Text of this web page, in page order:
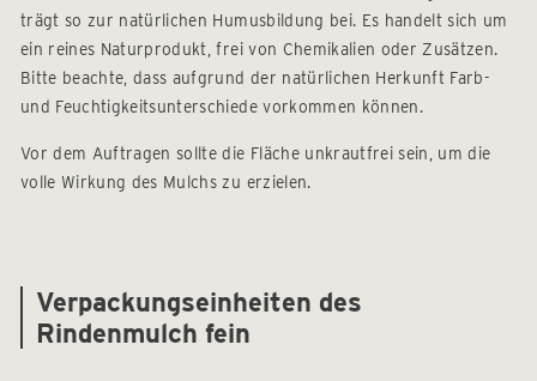
trägt so zur natürlichen Humusbildung bei. Es handelt sich um
ein reines Naturprodukt, frei von Chemikalien oder Zusätzen.
Bitte beachte, dass aufgrund der natürlichen Herkunft Farb-
und Feuchtigkeitsunterschiede vorkommen können.
Vor dem Auftragen sollte die Fläche unkrautfrei sein, um die
volle Wirkung des Mulchs zu erzielen.
Verpackungseinheiten des
Rindenmulch fein